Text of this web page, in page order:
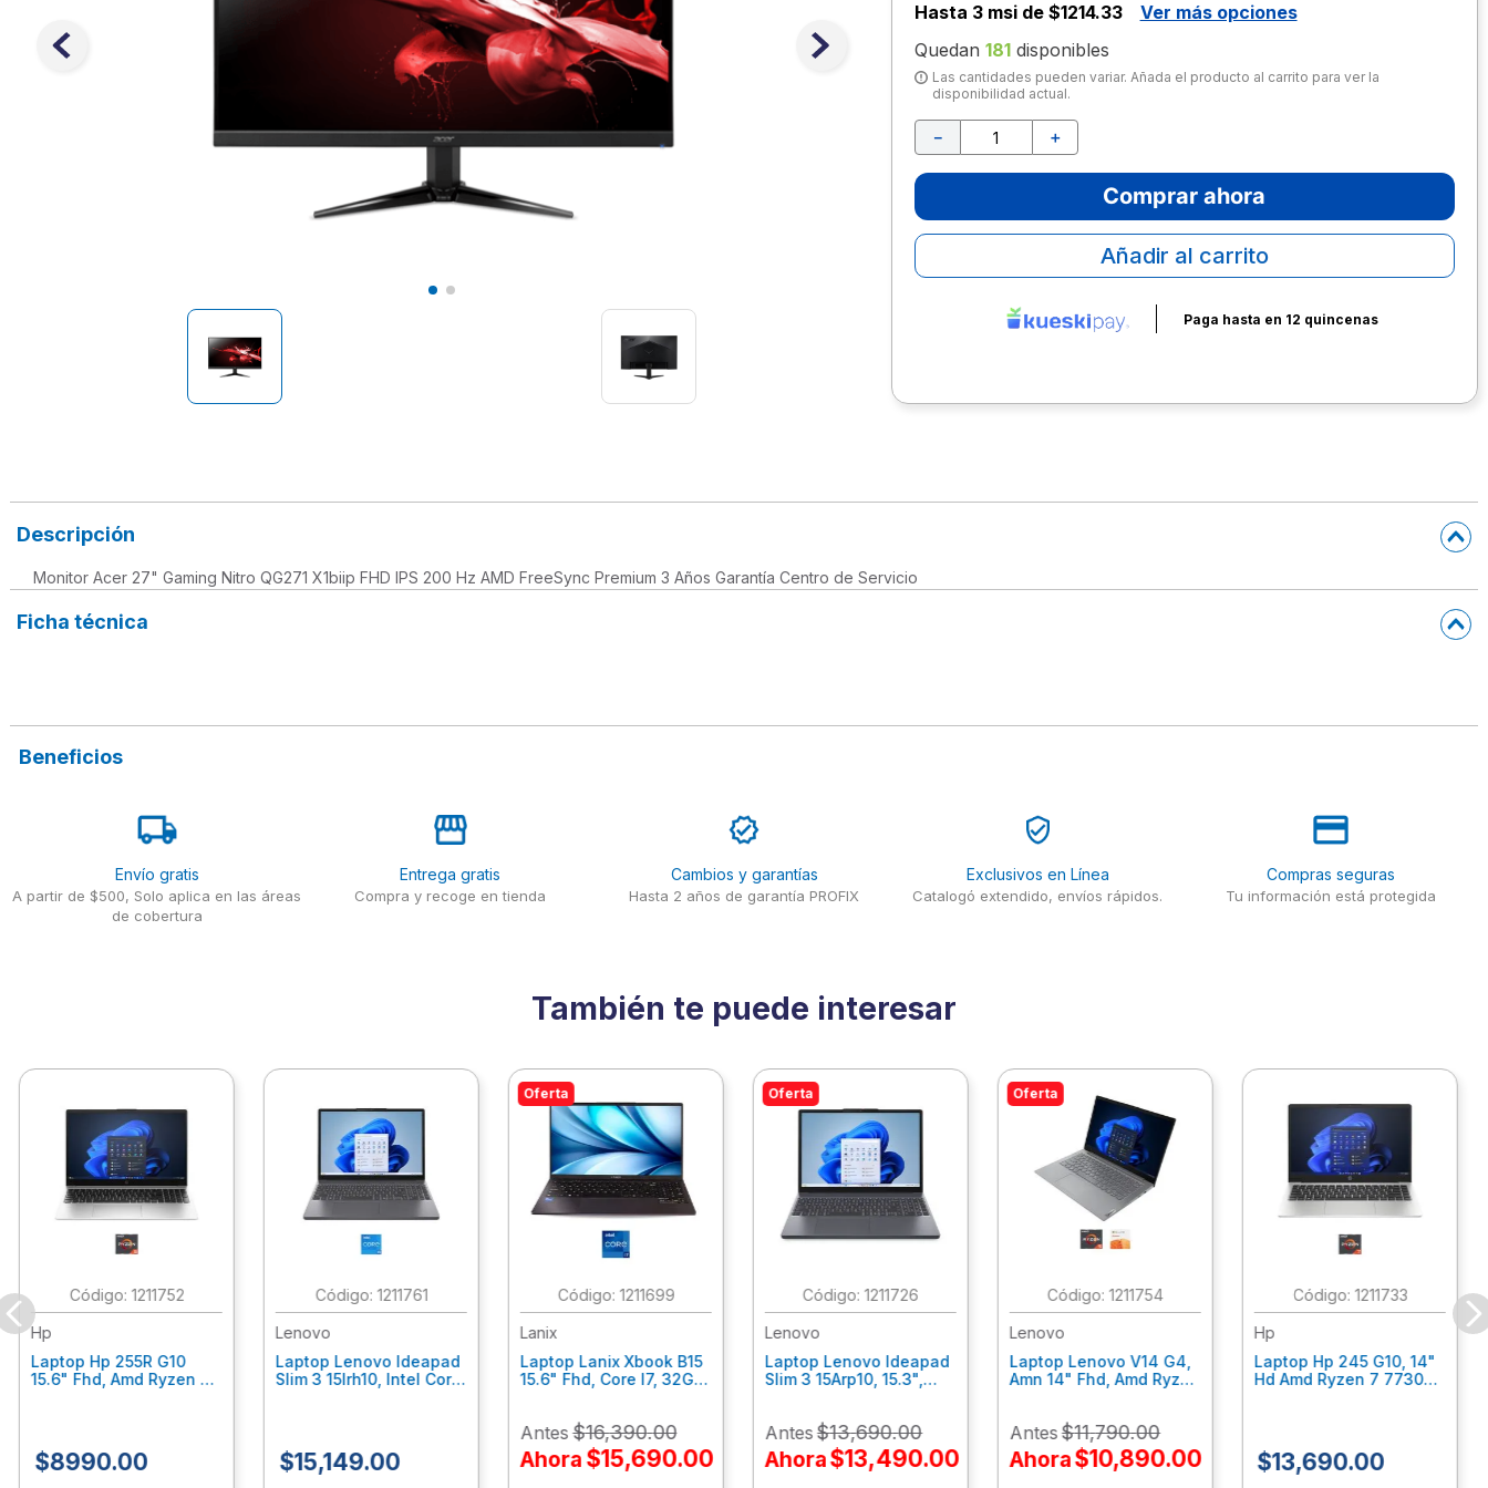
Hasta 3 msi de $1214.33
Ver más opciones
Quedan 181disponibles
Las cantidades pueden variar. Añada el producto al carrito para ver la
disponibilidad actual.
＋
－
Comprar ahora
Añadir al carrito
Paga hasta en 12 quincenas
Descripción
Monitor Acer 27" Gaming Nitro QG271 X1biip FHD IPS 200 Hz AMD FreeSync Premium 3 Años Garantía Centro de Servicio
Ficha técnica
Beneficios
Envío gratis
A partir de $500, Solo aplica en las áreas
de cobertura
Entrega gratis
Compra y recoge en tienda
Cambios y garantías
Hasta 2 años de garantía PROFIX
Exclusivos en Línea
Catalogó extendido, envíos rápidos.
Compras seguras
Tu información está protegida
También te puede interesar
: 1211752
Hp
Laptop Hp 255R G10
15.6" Fhd, Amd Ryzen 5
Plata C7Gn5At
$8990.00
: 1211761
Lenovo
Laptop Lenovo Ideapad
Slim 3 15Irh10, Intel Core
$15,149.00
Oferta
: 1211699
Lanix
Laptop Lanix Xbook B15
15.6" Fhd, Core I7, 32Gb
42023/41914/42053
Antes $16,390.00
Ahora$15,690.00
Oferta
: 1211726
Lenovo
Laptop Lenovo Ideapad
Slim 3 15Arp10, 15.3",
11 Home 83K700Axlm
Antes $13,690.00
Ahora$13,490.00
Oferta
: 1211754
Lenovo
Laptop Lenovo V14 G4,
Amn 14" Fhd, Amd Ryzen
Office 365 1 Año
82Yt0110Lm
Antes $11,790.00
Ahora$10,890.00
: 1211733
Hp
Laptop Hp 245 G10, 14"
Hd Amd Ryzen 7 7730U
$13,690.00
10. lapiz